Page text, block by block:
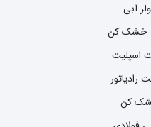
آبی
خشک کن
اسپلیت
کن